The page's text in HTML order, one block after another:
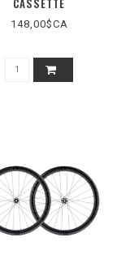
148,00$CA